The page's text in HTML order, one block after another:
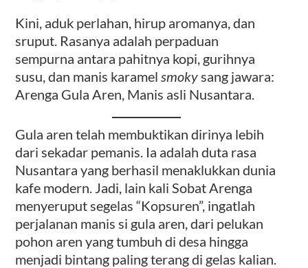
Kini, aduk perlahan, hirup aromanya, dan
sruput. Rasanya adalah perpaduan
sempurna antara pahitnya kopi, gurihnya
susu, dan manis karamel smoky sang jawara:
Arenga Gula Aren, Manis asli Nusantara.
Gula aren telah membuktikan dirinya lebih
dari sekadar pemanis. Ia adalah duta rasa
Nusantara yang berhasil menaklukkan dunia
kafe modern. Jadi, lain kali Sobat Arenga
menyeruput segelas “Kopsuren”, ingatlah
perjalanan manis si gula aren, dari pelukan
pohon aren yang tumbuh di desa hingga
menjadi bintang paling terang di gelas kalian.